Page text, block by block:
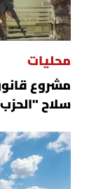
محليات
مشروع
سلاح